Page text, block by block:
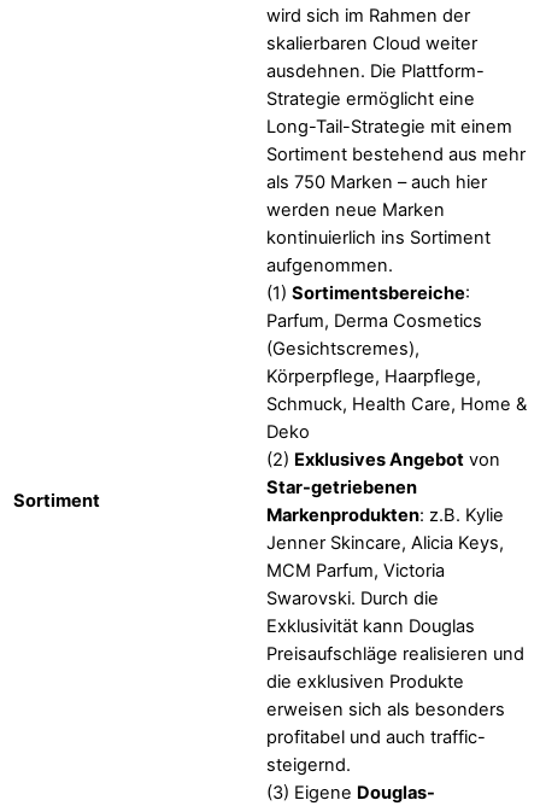
Sortiment
wird sich im Rahmen der
skalierbaren Cloud weiter
ausdehnen. Die Plattform-
Strategie ermöglicht eine
Long-Tail-Strategie mit einem
Sortiment bestehend aus mehr
als 750 Marken – auch hier
werden neue Marken
kontinuierlich ins Sortiment
aufgenommen.
(1) Sortimentsbereiche:
Parfum, Derma Cosmetics
(Gesichtscremes),
Körperpflege, Haarpflege,
Schmuck, Health Care, Home &
Deko
(2) Exklusives Angebot von
Star-getriebenen
Markenprodukten: z.B. Kylie
Jenner Skincare, Alicia Keys,
MCM Parfum, Victoria
Swarovski. Durch die
Exklusivität kann Douglas
Preisaufschläge realisieren und
die exklusiven Produkte
erweisen sich als besonders
profitabel und auch traffic-
steigernd.
(3) Eigene Douglas-